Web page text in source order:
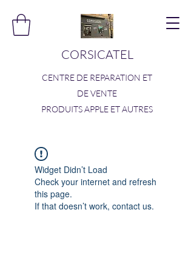
CORSICATEL
CENTRE DE REPARATION ET
DE VENTE
PRODUITS APPLE ET AUTRES
Widget Didn’t Load
Check your internet and refresh
this page.
If that doesn’t work, contact us.